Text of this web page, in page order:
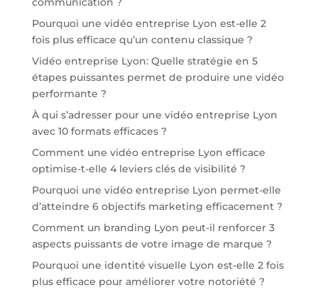
Pourquoi une vidéo entreprise Lyon est-elle 2
fois plus efficace qu’un contenu classique ?
Vidéo entreprise Lyon: Quelle stratégie en 5
étapes puissantes permet de produire une vidéo
performante ?
À qui s’adresser pour une vidéo entreprise Lyon
avec 10 formats efficaces ?
Comment une vidéo entreprise Lyon efficace
optimise-t-elle 4 leviers clés de visibilité ?
Pourquoi une vidéo entreprise Lyon permet-elle
d’atteindre 6 objectifs marketing efficacement ?
Comment un branding Lyon peut-il renforcer 3
aspects puissants de votre image de marque ?
Pourquoi une identité visuelle Lyon est-elle 2 fois
plus efficace pour améliorer votre notoriété ?